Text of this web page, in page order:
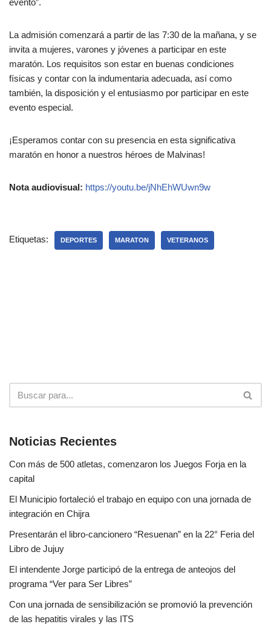
evento”.
La admisión comenzará a partir de las 7:30 de la mañana, y se
invita a mujeres, varones y jóvenes a participar en este
maratón. Los requisitos son estar en buenas condiciones
físicas y contar con la indumentaria adecuada, así como
también, la disposición y el entusiasmo por participar en este
evento especial.
¡Esperamos contar con su presencia en esta significativa
maratón en honor a nuestros héroes de Malvinas!
Nota audiovisual: https://youtu.be/jNhEhWUwn9w
Etiquetas: DEPORTES MARATON VETERANOS
Noticias Recientes
Con más de 500 atletas, comenzaron los Juegos Forja en la
capital
El Municipio fortaleció el trabajo en equipo con una jornada de
integración en Chijra
Presentarán el libro-cancionero “Resuenan” en la 22° Feria del
Libro de Jujuy
El intendente Jorge participó de la entrega de anteojos del
programa “Ver para Ser Libres”
Con una jornada de sensibilización se promovió la prevención
de las hepatitis virales y las ITS